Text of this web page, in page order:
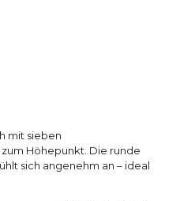
mit sieben
Höhepunkt. Die runde
sich angenehm an – ideal